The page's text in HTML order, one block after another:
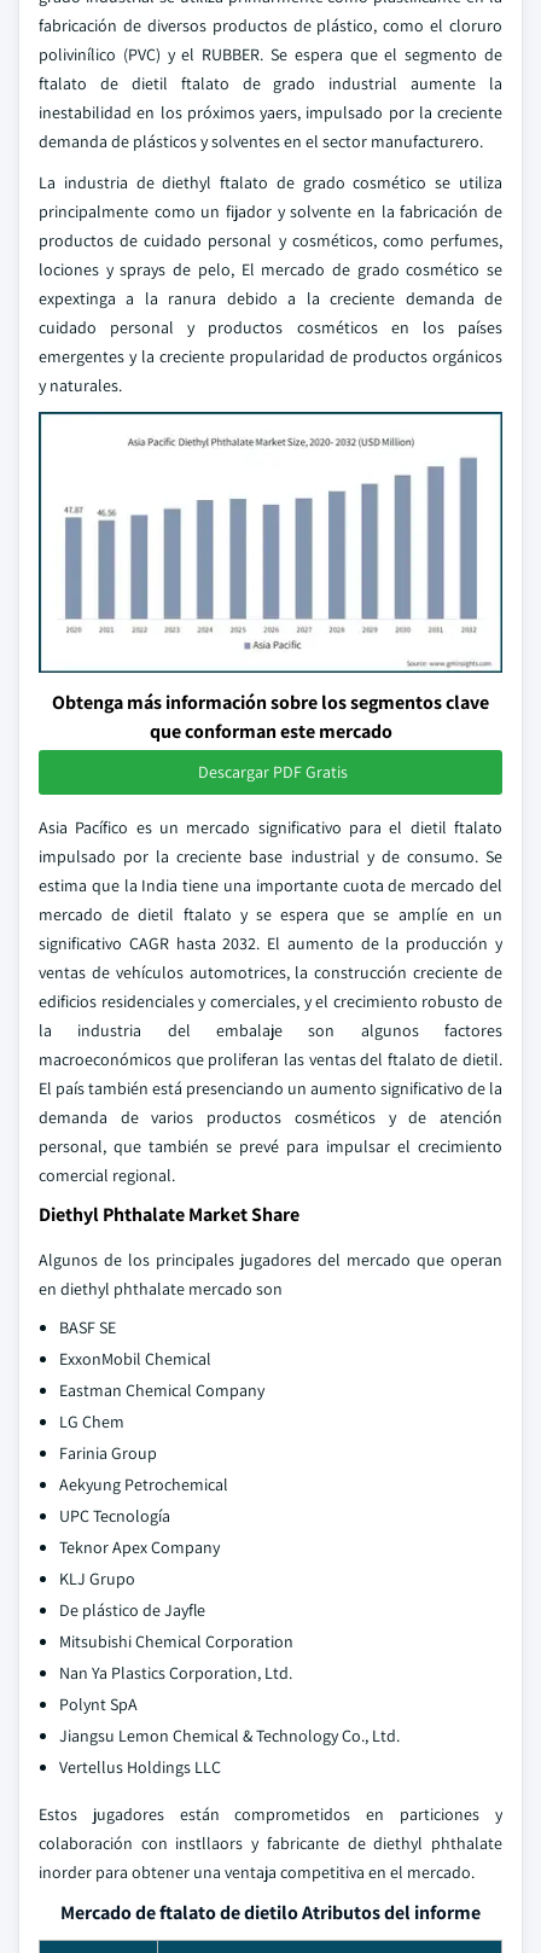
fabricación de diversos productos de plástico, como el cloruro
polivinílico (PVC) y el RUBBER. Se espera que el segmento de
ftalato de dietil ftalato de grado industrial aumente la
inestabilidad en los próximos yaers, impulsado por la creciente
demanda de plásticos y solventes en el sector manufacturero.
La industria de diethyl ftalato de grado cosmético se utiliza
principalmente como un fijador y solvente en la fabricación de
productos de cuidado personal y cosméticos, como perfumes,
lociones y sprays de pelo, El mercado de grado cosmético se
expextinga a la ranura debido a la creciente demanda de
cuidado personal y productos cosméticos en los países
emergentes y la creciente propularidad de productos orgánicos
y naturales.
Obtenga más información sobre los segmentos clave
que conforman este mercado
Descargar PDF Gratis
Asia Pacífico es un mercado significativo para el dietil ftalato
impulsado por la creciente base industrial y de consumo. Se
estima que la India tiene una importante cuota de mercado del
mercado de dietil ftalato y se espera que se amplíe en un
significativo CAGR hasta 2032. El aumento de la producción y
ventas de vehículos automotrices, la construcción creciente de
edificios residenciales y comerciales, y el crecimiento robusto de
la industria del embalaje son algunos factores
macroeconómicos que proliferan las ventas del ftalato de dietil.
El país también está presenciando un aumento significativo de la
demanda de varios productos cosméticos y de atención
personal, que también se prevé para impulsar el crecimiento
comercial regional.
Diethyl Phthalate Market Share
Algunos de los principales jugadores del mercado que operan
en diethyl phthalate mercado son
BASF SE
ExxonMobil Chemical
Eastman Chemical Company
LG Chem
Farinia Group
Aekyung Petrochemical
UPC Tecnología
Teknor Apex Company
KLJ Grupo
De plástico de Jayfle
Mitsubishi Chemical Corporation
Nan Ya Plastics Corporation, Ltd.
Polynt SpA
Jiangsu Lemon Chemical & Technology Co., Ltd.
Vertellus Holdings LLC
Estos jugadores están comprometidos en particiones y
colaboración con instllaors y fabricante de diethyl phthalate
inorder para obtener una ventaja competitiva en el mercado.
Mercado de ftalato de dietilo Atributos del informe